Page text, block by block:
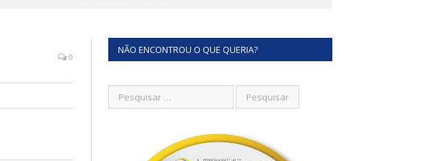
0
NÃO ENCONTROU O QUE QUERIA?